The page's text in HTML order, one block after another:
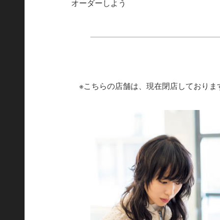
オーダーしよう
※こちらの店舗は、現在閉店しておりま